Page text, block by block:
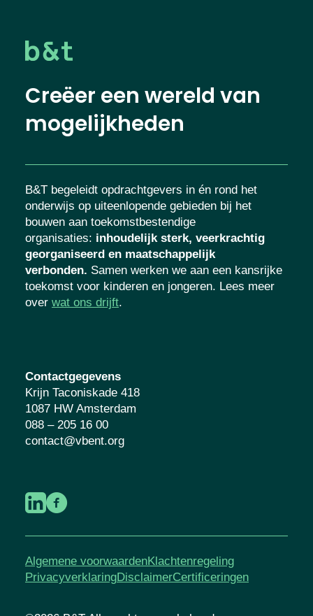
Creëer een wereld van
mogelijkheden
B&T begeleidt opdrachtgevers in én rond het
onderwijs op uiteenlopende gebieden bij het
bouwen aan toekomstbestendige
organisaties: inhoudelijk sterk, veerkrachtig
georganiseerd en maatschappelijk
verbonden. Samen werken we aan een kansrijke
toekomst voor kinderen en jongeren. Lees meer
over wat ons drijft.
Contactgegevens
Krijn Taconiskade 418
1087 HW Amsterdam
088 – 205 16 00
contact@vbent.org
Algemene voorwaardenKlachtenregeling
PrivacyverklaringDisclaimerCertificeringen